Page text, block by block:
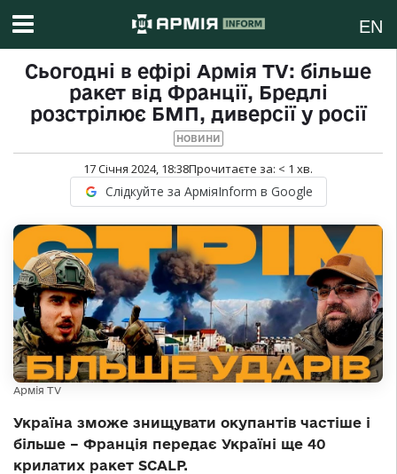
EN
Сьогодні в ефірі Армія ТV: більше
ракет від Франції, Бредлі
розстрілює БМП, диверсії у росії
НОВИНИ
17 Січня 2024, 18:38Прочитаєте за: < 1 хв.
Слідкуйте за АрміяInform в Google
Армія ТV
Україна зможе знищувати окупантів частіше і
більше – Франція передає Україні ще 40
крилатих ракет SCALP.